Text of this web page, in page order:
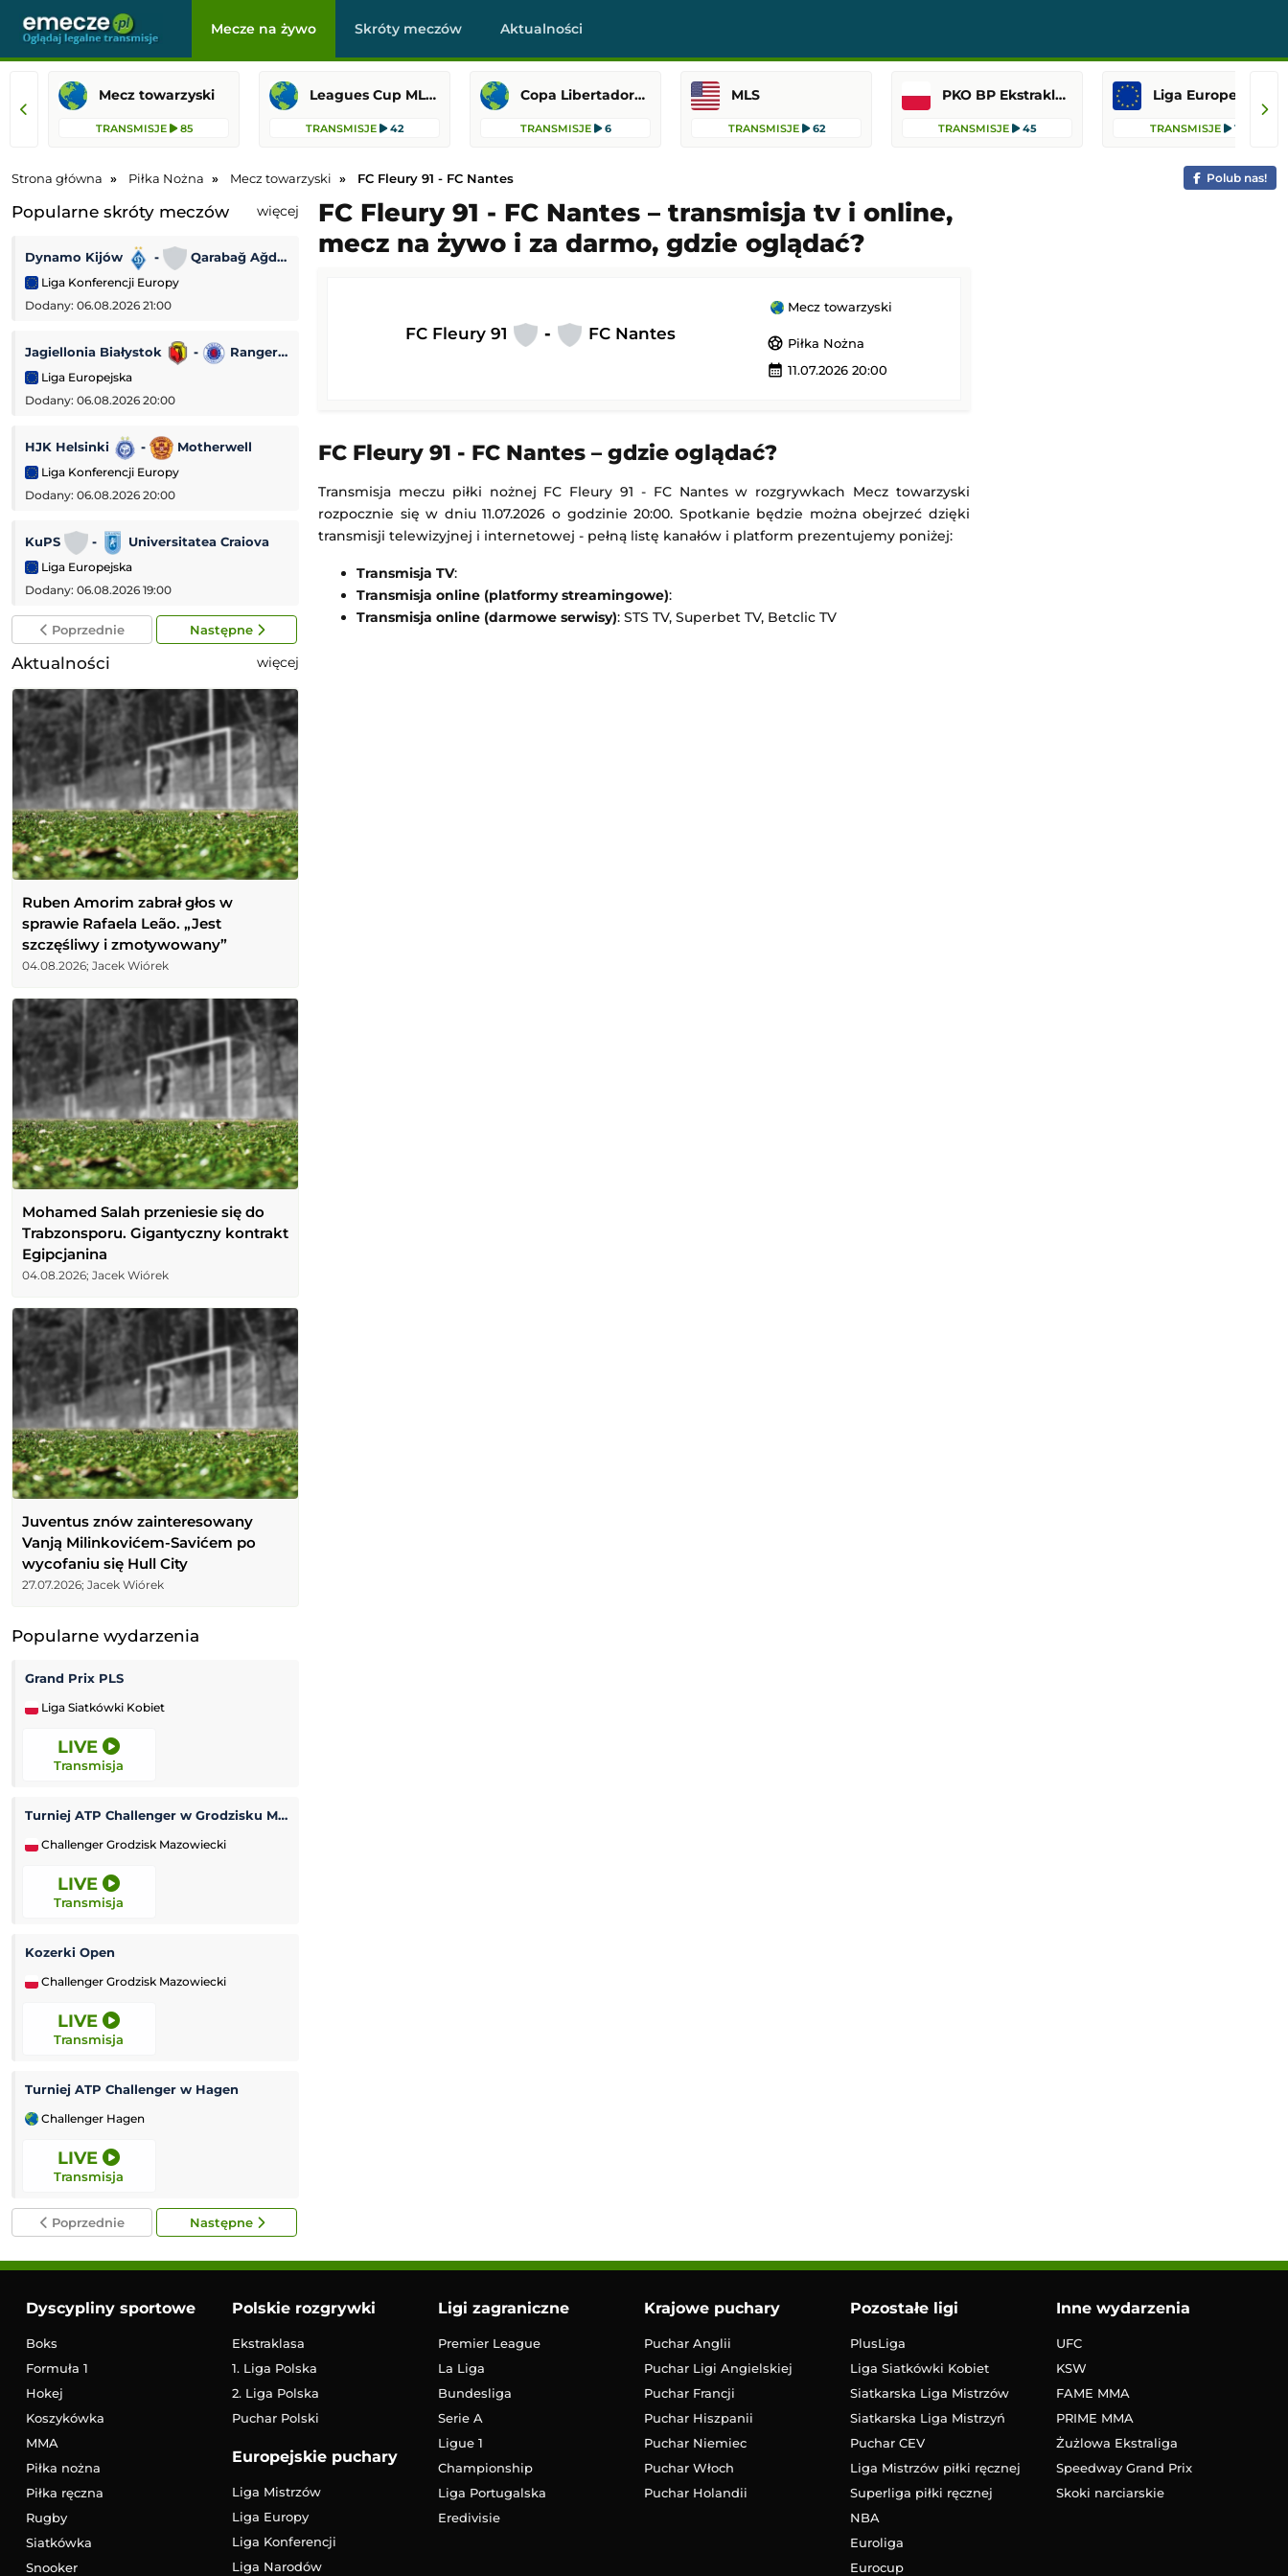
Mecze na żywo Skróty meczów Aktualności
Mecz towarzyski
TRANSMISJE 85
Leagues Cup MLS Liga MX
TRANSMISJE 42
Copa Libertadores
TRANSMISJE 6
MLS
TRANSMISJE 62
PKO BP Ekstraklasa
TRANSMISJE 45
Liga Europejska
TRANSMISJE 14
Strona główna Piłka Nożna Mecz towarzyski FC Fleury 91 - FC Nantes Polub nas!
Popularne skróty meczów więcej
Dynamo Kijów - Qarabağ Ağdam
Liga Konferencji Europy
Dodany: 06.08.2026 21:00
Jagiellonia Białystok - Rangers FC
Liga Europejska
Dodany: 06.08.2026 20:00
HJK Helsinki - Motherwell
Liga Konferencji Europy
Dodany: 06.08.2026 20:00
KuPS - Universitatea Craiova
Liga Europejska
Dodany: 06.08.2026 19:00
CF Monterrey - Orlando City SC
Paris Saint-Germain
Arsenal FC - Real Betis
Dodany: 05.08.2026 22:45
Ferencváros - Górnik Zabrze
Liga Europejska
Dodany: 05.08.2026 22:15
US Sassuolo - Celta Vigo
Sturm Graz
Aarhus - Sabah
Dodany: 05.08.2026 21:10
Brann - Apollon Limassol
Dodany: 05.08.2026 21:00
Poprzednie Następne
Aktualności więcej
Ruben Amorim zabrał głos w
sprawie Rafaela Leão. „Jest
szczęśliwy i zmotywowany”
04.08.2026; Jacek Wiórek
Mohamed Salah przeniesie się do
Trabzonsporu. Gigantyczny kontrakt
Egipcjanina
04.08.2026; Jacek Wiórek
Juventus znów zainteresowany
Vanją Milinkovićem-Savićem po
wycofaniu się Hull City
27.07.2026; Jacek Wiórek
Popularne wydarzenia
Grand Prix PLS
Liga Siatkówki Kobiet
LIVE
Transmisja
Turniej ATP Challenger w Grodzisku Mazowieckim
Challenger Grodzisk Mazowiecki
LIVE
Transmisja
Kozerki Open
Challenger Grodzisk Mazowiecki
LIVE
Transmisja
Turniej ATP Challenger w Hagen
Challenger Hagen
LIVE
Transmisja
Poprzednie Następne
FC Fleury 91 - FC Nantes – transmisja tv i online,
mecz na żywo i za darmo, gdzie oglądać?
FC Fleury 91 - FC Nantes
Mecz towarzyski
sports_soccer Piłka Nożna
calendar_month 11.07.2026 20:00
FC Fleury 91 - FC Nantes – gdzie oglądać?
Transmisja meczu piłki nożnej FC Fleury 91 - FC Nantes w rozgrywkach Mecz towarzyski
rozpocznie się w dniu 11.07.2026 o godzinie 20:00. Spotkanie będzie można obejrzeć dzięki
transmisji telewizyjnej i internetowej - pełną listę kanałów i platform prezentujemy poniżej:
Transmisja TV:
Transmisja online (platformy streamingowe):
Transmisja online (darmowe serwisy): STS TV, Superbet TV, Betclic TV
Dyscypliny sportowe
Boks
Formuła 1
Hokej
Koszykówka
MMA
Piłka nożna
Piłka ręczna
Rugby
Siatkówka
Snooker
Polskie rozgrywki
Ekstraklasa
1. Liga Polska
2. Liga Polska
Puchar Polski
Europejskie puchary
Liga Mistrzów
Liga Europy
Liga Konferencji
Liga Narodów
Ligi zagraniczne
Premier League
La Liga
Bundesliga
Serie A
Ligue 1
Championship
Liga Portugalska
Eredivisie
Krajowe puchary
Puchar Anglii
Puchar Ligi Angielskiej
Puchar Francji
Puchar Hiszpanii
Puchar Niemiec
Puchar Włoch
Puchar Holandii
Pozostałe ligi
PlusLiga
Liga Siatkówki Kobiet
Siatkarska Liga Mistrzów
Siatkarska Liga Mistrzyń
Puchar CEV
Liga Mistrzów piłki ręcznej
Superliga piłki ręcznej
NBA
Euroliga
Eurocup
Inne wydarzenia
UFC
KSW
FAME MMA
PRIME MMA
Żużlowa Ekstraliga
Speedway Grand Prix
Skoki narciarskie